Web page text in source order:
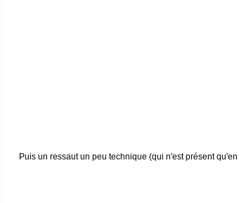
Puis un ressaut un peu technique (qui n'est présent